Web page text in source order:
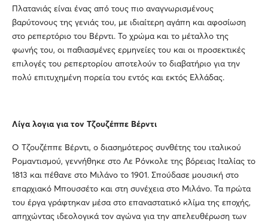
Πλατανιάς είναι ένας από τους πιο αναγνωρισμένους
βαρύτονους της γενιάς του, με ιδιαίτερη αγάπη και αφοσίωση
στο ρεπερτόριο του Βέρντι. Το χρώμα και το μέταλλο της
φωνής του, οι παθιασμένες ερμηνείες του και οι προσεκτικές
επιλογές του ρεπερτορίου αποτελούν το διαβατήριο για την
πολύ επιτυχημένη πορεία του εντός και εκτός Ελλάδας.
Λίγα λογια για τον Τζουζέππε Βέρντι
Ο Τζουζέππε Βέρντι, ο διασημότερος συνθέτης του ιταλικού
Ρομαντισμού, γεννήθηκε στο Λε Ρόνκολε της βόρειας Ιταλίας το
1813 και πέθανε στο Μιλάνο το 1901. Σπούδασε μουσική στο
επαρχιακό Μπουσσέτο και στη συνέχεια στο Μιλάνο. Τα πρώτα
του έργα γράφτηκαν μέσα στο επαναστατικό κλίμα της εποχής,
απηχώντας ιδεολογικά τον αγώνα για την απελευθέρωση των